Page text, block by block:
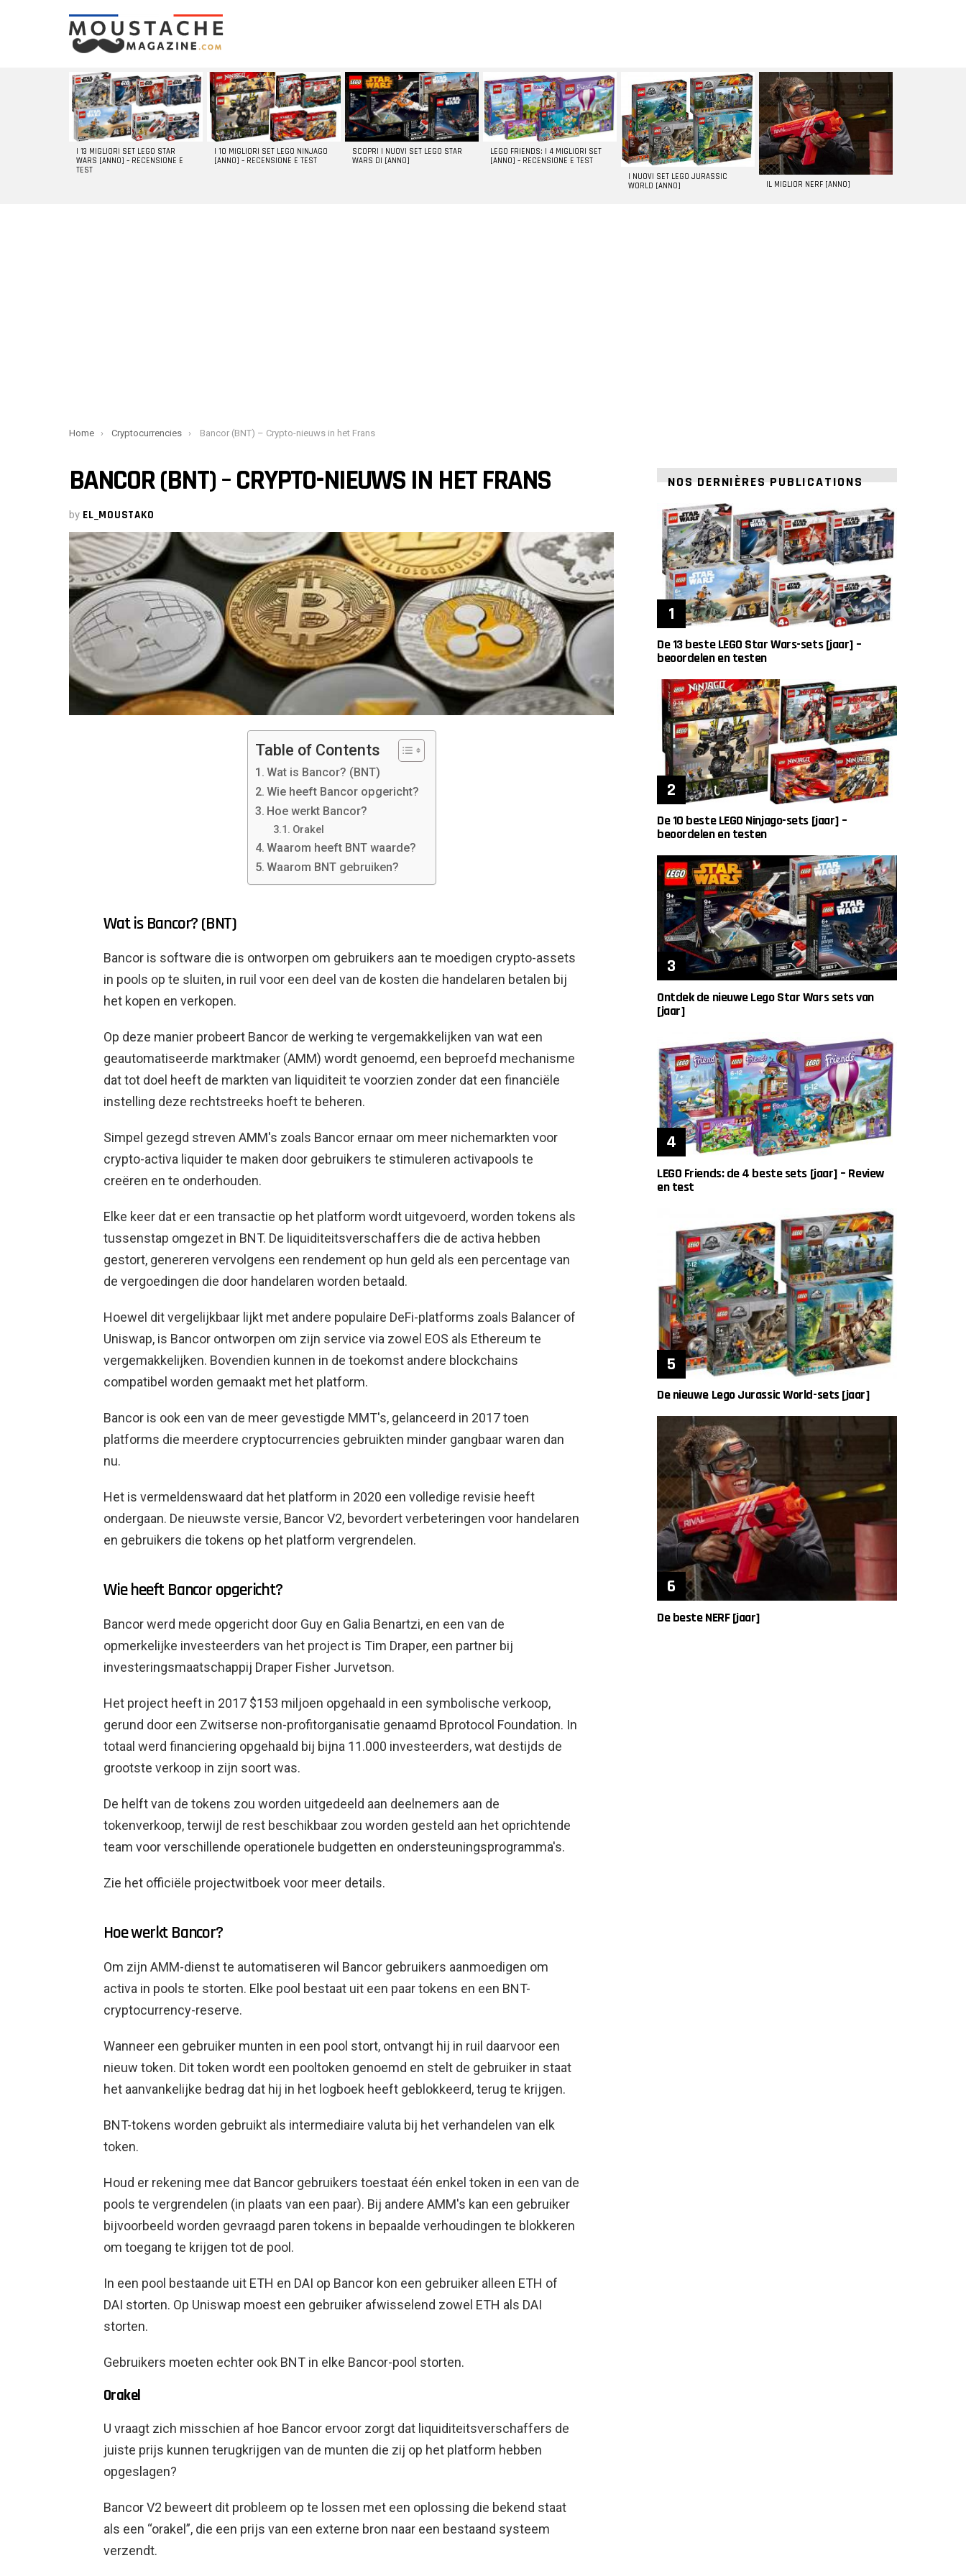
LATEST
STORIES
I 13 MIGLIORI SET LEGO STAR
WARS [ANNO] – RECENSIONE E
TEST
I 10 MIGLIORI SET LEGO NINJAGO
[ANNO] – RECENSIONE E TEST
SCOPRI I NUOVI SET LEGO STAR
WARS DI [ANNO]
LEGO FRIENDS: I 4 MIGLIORI SET
[ANNO] – RECENSIONE E TEST
I NUOVI SET LEGO JURASSIC
WORLD [ANNO]
IL MIGLIOR NERF [ANNO]
You are here:
Home Cryptocurrencies Bancor (BNT) – Crypto-nieuws in het Frans
BANCOR (BNT) – CRYPTO-NIEUWS IN HET FRANS
by EL_MOUSTAKO
Table of Contents
Wat is Bancor? (BNT)
Wie heeft Bancor opgericht?
Hoe werkt Bancor?
Orakel
Waarom heeft BNT waarde?
Waarom BNT gebruiken?
Wat is Bancor? (BNT)
Bancor is software die is ontworpen om gebruikers aan te moedigen crypto-assets
in pools op te sluiten, in ruil voor een deel van de kosten die handelaren betalen bij
het kopen en verkopen.
Op deze manier probeert Bancor de werking te vergemakkelijken van wat een
geautomatiseerde marktmaker (AMM) wordt genoemd, een beproefd mechanisme
dat tot doel heeft de markten van liquiditeit te voorzien zonder dat een financiële
instelling deze rechtstreeks hoeft te beheren.
Simpel gezegd streven AMM's zoals Bancor ernaar om meer nichemarkten voor
crypto-activa liquider te maken door gebruikers te stimuleren activapools te
creëren en te onderhouden.
Elke keer dat er een transactie op het platform wordt uitgevoerd, worden tokens als
tussenstap omgezet in BNT. De liquiditeitsverschaffers die de activa hebben
gestort, genereren vervolgens een rendement op hun geld als een percentage van
de vergoedingen die door handelaren worden betaald.
Hoewel dit vergelijkbaar lijkt met andere populaire DeFi-platforms zoals Balancer of
Uniswap, is Bancor ontworpen om zijn service via zowel EOS als Ethereum te
vergemakkelijken. Bovendien kunnen in de toekomst andere blockchains
compatibel worden gemaakt met het platform.
Bancor is ook een van de meer gevestigde MMT's, gelanceerd in 2017 toen
platforms die meerdere cryptocurrencies gebruikten minder gangbaar waren dan
nu.
Het is vermeldenswaard dat het platform in 2020 een volledige revisie heeft
ondergaan. De nieuwste versie, Bancor V2, bevordert verbeteringen voor handelaren
en gebruikers die tokens op het platform vergrendelen.
Wie heeft Bancor opgericht?
Bancor werd mede opgericht door Guy en Galia Benartzi, en een van de
opmerkelijke investeerders van het project is Tim Draper, een partner bij
investeringsmaatschappij Draper Fisher Jurvetson.
Het project heeft in 2017 $153 miljoen opgehaald in een symbolische verkoop,
gerund door een Zwitserse non-profitorganisatie genaamd Bprotocol Foundation. In
totaal werd financiering opgehaald bij bijna 11.000 investeerders, wat destijds de
grootste verkoop in zijn soort was.
De helft van de tokens zou worden uitgedeeld aan deelnemers aan de
tokenverkoop, terwijl de rest beschikbaar zou worden gesteld aan het oprichtende
team voor verschillende operationele budgetten en ondersteuningsprogramma's.
Zie het officiële projectwitboek voor meer details.
Hoe werkt Bancor?
Om zijn AMM-dienst te automatiseren wil Bancor gebruikers aanmoedigen om
activa in pools te storten. Elke pool bestaat uit een paar tokens en een BNT-
cryptocurrency-reserve.
Wanneer een gebruiker munten in een pool stort, ontvangt hij in ruil daarvoor een
nieuw token. Dit token wordt een pooltoken genoemd en stelt de gebruiker in staat
het aanvankelijke bedrag dat hij in het logboek heeft geblokkeerd, terug te krijgen.
BNT-tokens worden gebruikt als intermediaire valuta bij het verhandelen van elk
token.
Houd er rekening mee dat Bancor gebruikers toestaat één enkel token in een van de
pools te vergrendelen (in plaats van een paar). Bij andere AMM's kan een gebruiker
bijvoorbeeld worden gevraagd paren tokens in bepaalde verhoudingen te blokkeren
om toegang te krijgen tot de pool.
In een pool bestaande uit ETH en DAI op Bancor kon een gebruiker alleen ETH of
DAI storten. Op Uniswap moest een gebruiker afwisselend zowel ETH als DAI
storten.
Gebruikers moeten echter ook BNT in elke Bancor-pool storten.
Orakel
U vraagt ​​zich misschien af ​​hoe Bancor ervoor zorgt dat liquiditeitsverschaffers de
juiste prijs kunnen terugkrijgen van de munten die zij op het platform hebben
opgeslagen?
Bancor V2 beweert dit probleem op te lossen met een oplossing die bekend staat
als een “orakel”, die een prijs van een externe bron naar een bestaand systeem
verzendt.
NOS DERNIÈRES PUBLICATIONS
De 13 beste LEGO Star Wars-sets [jaar] –
beoordelen en testen
De 10 beste LEGO Ninjago-sets [jaar] –
beoordelen en testen
Ontdek de nieuwe Lego Star Wars sets van
[jaar]
LEGO Friends: de 4 beste sets [jaar] – Review
en test
De nieuwe Lego Jurassic World-sets [jaar]
De beste NERF [jaar]